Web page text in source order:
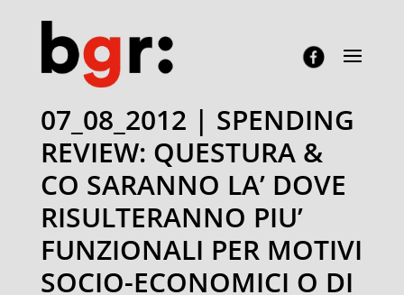
07_08_2012 | SPENDING
REVIEW: QUESTURA &
CO SARANNO LA’ DOVE
RISULTERANNO PIU’
FUNZIONALI PER MOTIVI
SOCIO-ECONOMICI O DI